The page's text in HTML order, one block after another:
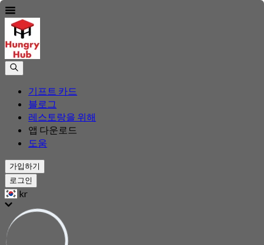
기프트 카드
블로그
레스토랑을 위해
앱 다운로드
도움
가입하기
로그인
kr